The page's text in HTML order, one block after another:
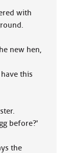
with
new hen,
this
before?'
the